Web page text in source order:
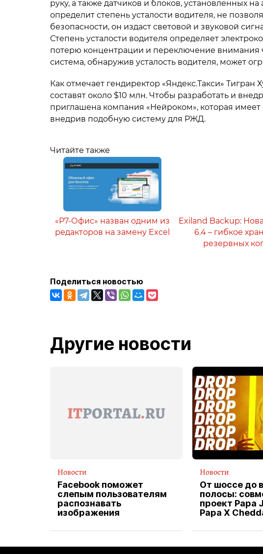
руку, а также датчиков и блоков, установленных
определит степень усталости водителя, не
безопасности, он издаст световой и звуковой
Степень усталости водителя определяет
потерю концентрации и переключение внимания
система, обнаружив усталость водителя, может
Как отмечает гендиректор «Яндекс.Такси»
составят около $10 млн. Чтобы разработать и
приглашена компания «Нейроком», которая
внедрив подобную систему для РЖД.
Читайте также
«Р7-Офис» назван одним из
редакторов на замену Excel
Exiland Backup:
6.4 – гибкое
резервных
Поделиться новостью
Другие новости
Новости
Facebook поможет
слепым пользователям
распознавать
изображения
Новости
От шоссе до
полосы:
проект Papa
Papa X
водителя